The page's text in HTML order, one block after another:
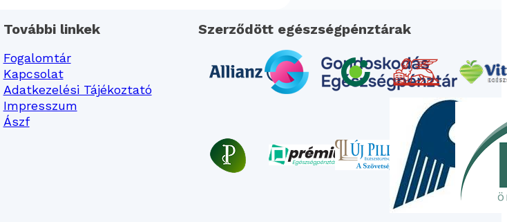
További linkek
Fogalomtár
Kapcsolat
Adatkezelési Tájékoztató
Impresszum
Ászf
Szerződött egészségpénztárak